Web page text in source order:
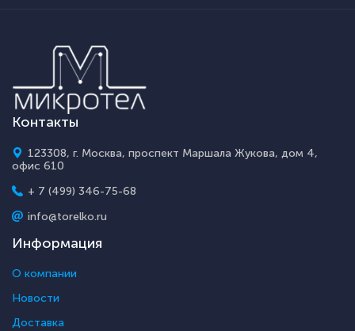
Контакты
123308, г. Москва, проспект Маршала Жукова, дом 4,
офис 610
+ 7 (499) 346-75-68
info@torelko.ru
Информация
О компании
Новости
Доставка